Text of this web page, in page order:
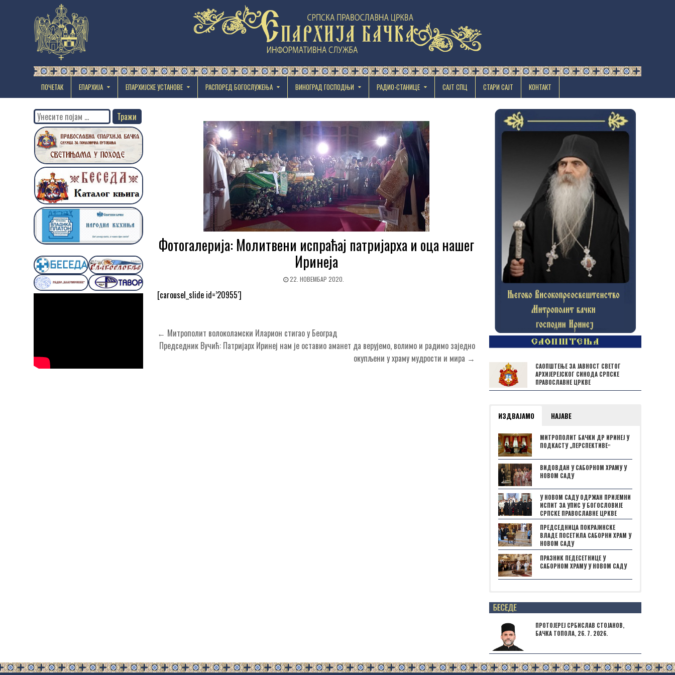
ПОЧЕТАК ЕПАРХИЈА EПАРХИЈСКЕ УСТАНОВЕ РАСПОРЕД БОГОСЛУЖЕЊА ВИНОГРАД ГОСПОДЊИ РАДИО-СТАНИЦЕ САЈТ СПЦ СТАРИ САЈТ КОНТАКТ
Фотогалерија: Молитвени испраћај патријарха и оца нашег
Иринеја
22. НОВЕМБАР 2020.
[carousel_slide id=’20955′]
Кретање
чланка
← Митрополит волоколамски Иларион стигао у Београд
Председник Вучић: Патријарх Иринеј нам је оставио аманет да верујемо, волимо и радимо заједно
окупљени у храму мудрости и мира →
Search
for:
САОПШТЕЊЕ ЗА ЈАВНОСТ СВЕТОГ
АРХИЈЕРЕЈСКОГ СИНОДА СРПСКЕ
ПРАВОСЛАВНЕ ЦРКВЕ
ИЗДВАЈАМО НАЈАВЕ
МИТРОПОЛИТ БАЧКИ ДР ИРИНЕЈ У
ПОДКАСТУ „ПЕРСПЕКТИВЕˮ
ВИДОВДАН У САБОРНОМ ХРАМУ У
НОВОМ САДУ
У НОВОМ САДУ ОДРЖАН ПРИЈЕМНИ
ИСПИТ ЗА УПИС У БОГОСЛОВИЈЕ
СРПСКЕ ПРАВОСЛАВНЕ ЦРКВЕ
ПРЕДСЕДНИЦА ПОКРАЈИНСКЕ
ВЛАДЕ ПОСЕТИЛА САБОРНИ ХРАМ У
НОВОМ САДУ
ПРАЗНИК ПЕДЕСЕТНИЦЕ У
САБОРНОМ ХРАМУ У НОВОМ САДУ
Posts not found
ПРОТОЈЕРЕЈ СРБИСЛАВ СТОЈАНОВ,
БАЧКА ТОПОЛА, 26. 7. 2026.